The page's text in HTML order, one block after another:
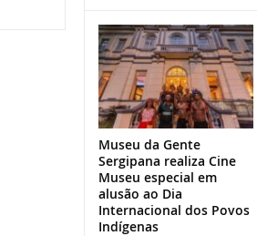
Museu da Gente
Sergipana realiza Cine
Museu especial em
alusão ao Dia
Internacional dos Povos
Indígenas